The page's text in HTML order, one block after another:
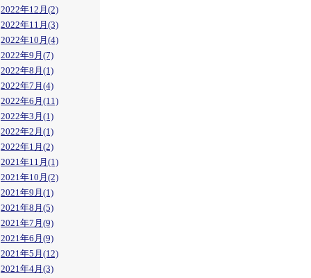
2022年12月(2)
2022年11月(3)
2022年10月(4)
2022年9月(7)
2022年8月(1)
2022年7月(4)
2022年6月(11)
2022年3月(1)
2022年2月(1)
2022年1月(2)
2021年11月(1)
2021年10月(2)
2021年9月(1)
2021年8月(5)
2021年7月(9)
2021年6月(9)
2021年5月(12)
2021年4月(3)